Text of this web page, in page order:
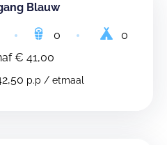
Blauw
0
0
€ 41,00
p.p / etmaal